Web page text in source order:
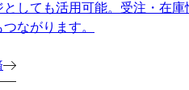
としても活用可能。受注・在
ながります。